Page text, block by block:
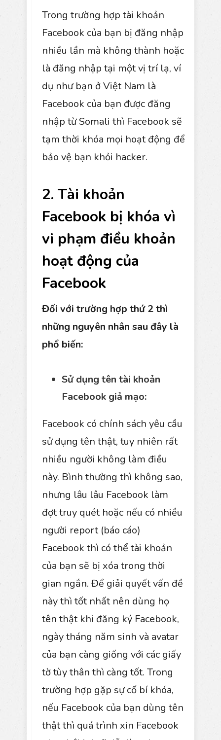
Trong trường hợp tài khoản
Facebook của bạn bị đăng nhập
nhiều lần mà không thành hoặc
là đăng nhập tại một vị trí lạ, ví
dụ như bạn ở Việt Nam là
Facebook của bạn được đăng
nhập từ Somali thì Facebook sẽ
tạm thời khóa mọi hoạt động để
bảo vệ bạn khỏi hacker.
2. Tài khoản
Facebook bị khóa vì
vi phạm điều khoản
hoạt động của
Facebook
Đối với trường hợp thứ 2 thì
những nguyên nhân sau đây là
phổ biến:
Sử dụng tên tài khoản
Facebook giả mạo:
Facebook có chính sách yêu cầu
sử dụng tên thật, tuy nhiên rất
nhiều người không làm điều
này. Bình thường thì không sao,
nhưng lâu lâu Facebook làm
đợt truy quét hoặc nếu có nhiều
người report (báo cáo)
Facebook thì có thể tài khoản
của bạn sẽ bị xóa trong thời
gian ngắn. Để giải quyết vấn đề
này thì tốt nhất nên dùng họ
tên thật khi đăng ký Facebook,
ngày tháng năm sinh và avatar
của bạn càng giống với các giấy
tờ tùy thân thì càng tốt. Trong
trường hợp gặp sự cố bí khóa,
nếu Facebook của bạn dùng tên
thật thì quá trình xin Facebook